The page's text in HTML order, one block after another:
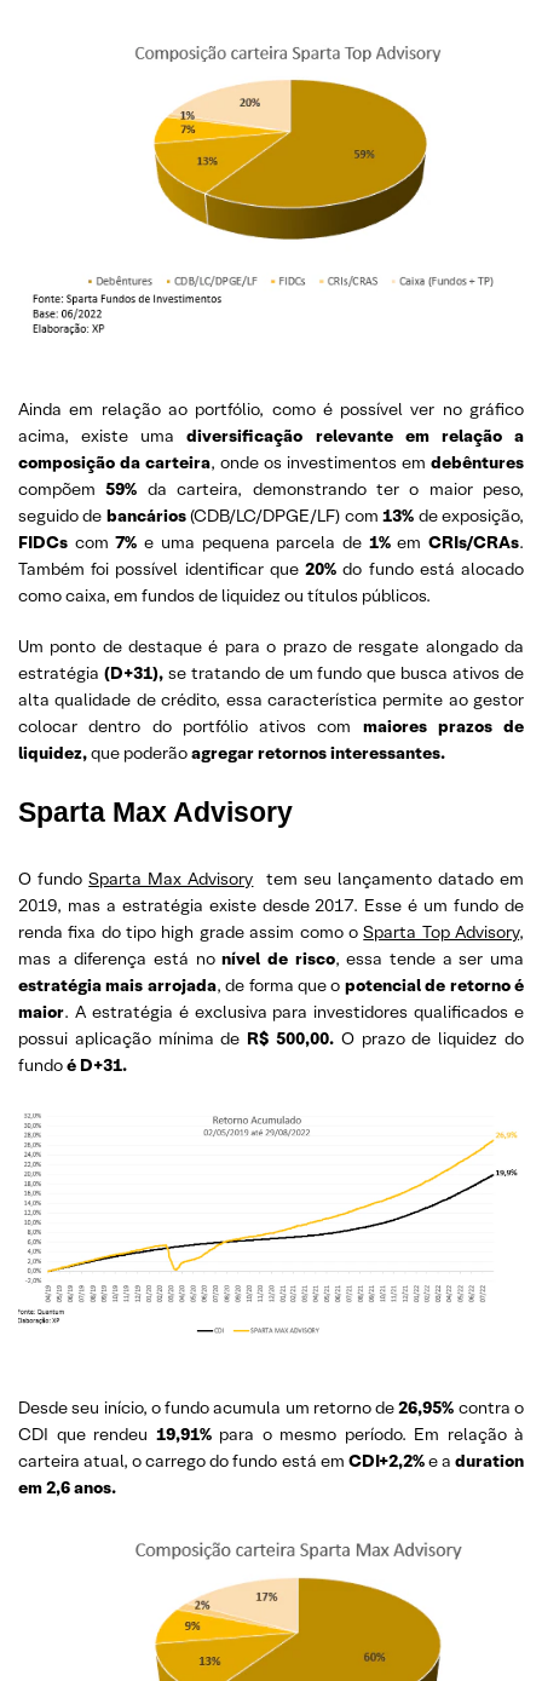
Ainda em relação ao portfólio, como é possível ver no gráfico
acima, existe uma diversificação relevante em relação a
composição da carteira, onde os investimentos em debêntures
compõem59% da carteira, demonstrando ter o maior peso,
seguido de bancários(CDB/LC/DPGE/LF) com13% de exposição,
FIDCs com 7% e uma pequena parcela de 1%em CRIs/CRAs.
Também foi possível identificar que20% do fundo está alocado
como caixa, em fundos de liquidez ou títulos públicos.
Um ponto de destaque é para o prazo de resgate alongado da
estratégia (D+31),se tratando de um fundo que busca ativos de
alta qualidade de crédito, essa característica permite ao gestor
colocar dentro do portfólio ativos com maiores prazos de
liquidez,que poderãoagregar retornos interessantes.
Sparta Max Advisory
O fundoSparta Max Advisory tem seu lançamento datado em
2019, mas a estratégia existe desde 2017. Esse é um fundo de
renda fixa do tipo high grade assim como oSparta Top Advisory,
mas a diferença está nonível de risco, essa tende a ser uma
estratégia mais arrojada, de forma que o potencial de retorno é
maior. A estratégia é exclusiva para investidores qualificados e
possui aplicação mínima de R$ 500,00. O prazo de liquidez do
fundoé D+31.
Desde seu início, o fundo acumula um retorno de26,95% contra o
CDI que rendeu 19,91% para o mesmo período. Em relação à
carteira atual, o carrego do fundo está em CDI+2,2%e aduration
em 2,6 anos.